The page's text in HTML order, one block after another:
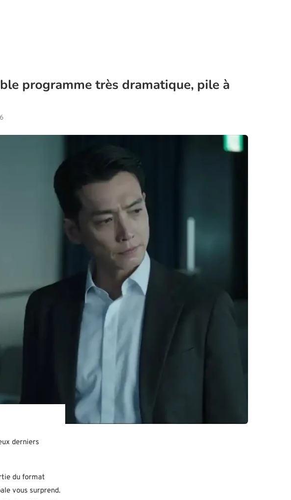
programme très dramatique, pile à
derniers
du format
vous surprend.